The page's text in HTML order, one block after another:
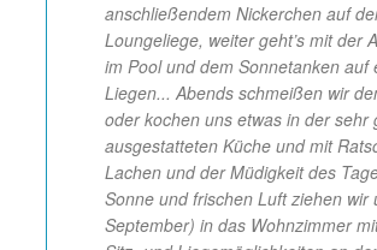
anschließendem Nickerchen auf
Loungeliege, weiter geht’s mit der
im Pool und dem Sonnetanken auf
Liegen... Abends schmeißen wir
oder kochen uns etwas in der sehr
ausgestatteten Küche und mit
Lachen und der Müdigkeit des
Sonne und frischen Luft ziehen wir
September) in das Wohnzimmer